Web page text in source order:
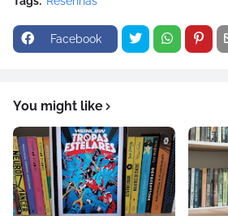
Facebook
You might like